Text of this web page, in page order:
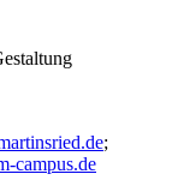
;
campus.de